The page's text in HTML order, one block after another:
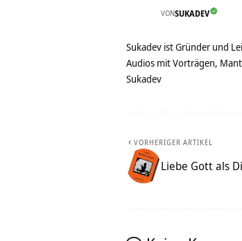
VONSUKADEV
Sukadev ist Gründer und
Audios mit Vorträgen,
Sukadev
VORHERIGER ARTIKEL
Liebe Gott als